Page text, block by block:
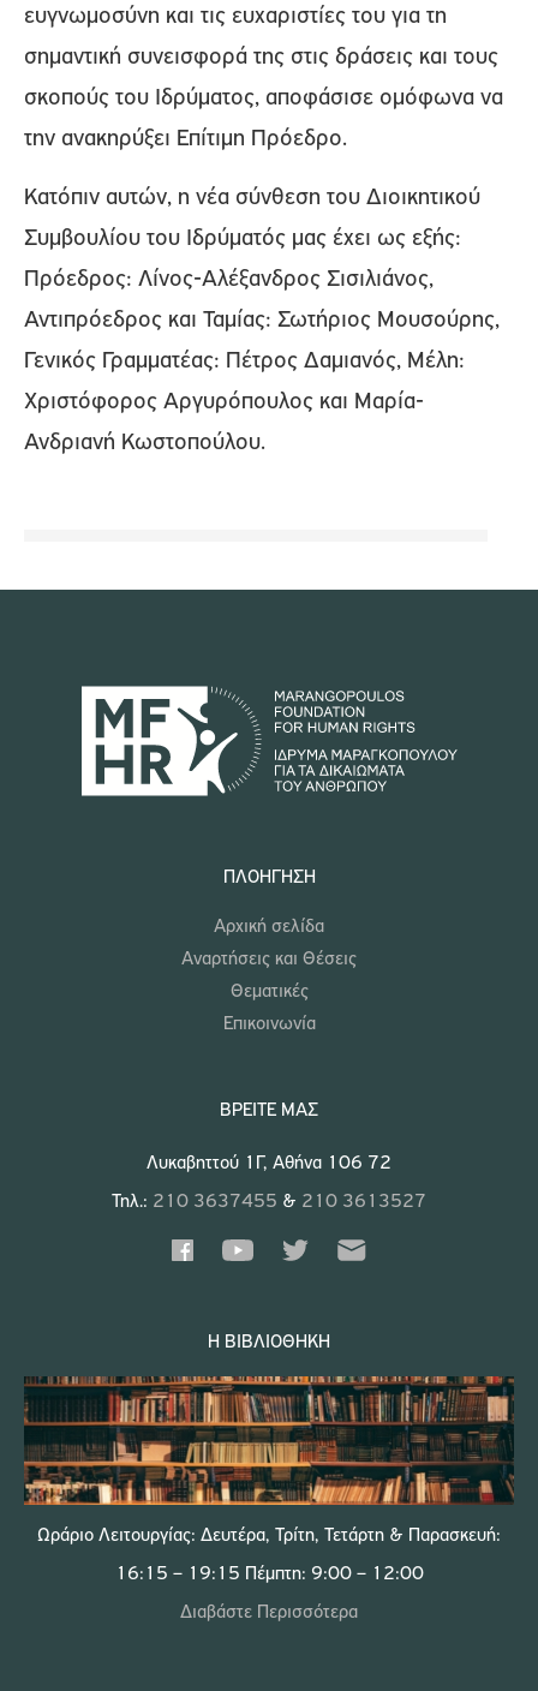
ευγνωμοσύνη και τις ευχαριστίες του για τη
σημαντική συνεισφορά της στις δράσεις και τους
σκοπούς του Ιδρύματος, αποφάσισε ομόφωνα να
την ανακηρύξει Επίτιμη Πρόεδρο.
Κατόπιν αυτών, η νέα σύνθεση του Διοικητικού
Συμβουλίου του Ιδρύματός μας έχει ως εξής:
Πρόεδρος: Λίνος-Αλέξανδρος Σισιλιάνος,
Αντιπρόεδρος και Ταμίας: Σωτήριος Μουσούρης,
Γενικός Γραμματέας: Πέτρος Δαμιανός, Μέλη:
Χριστόφορος Αργυρόπουλος και Μαρία-
Ανδριανή Κωστοπούλου.
ΠΛΟΉΓΗΣΗ
Αρχική σελίδα
Αναρτήσεις και Θέσεις
Θεματικές
Επικοινωνία
ΒΡΕΊΤΕ ΜΑΣ
Λυκαβηττού 1Γ, Αθήνα 106 72
Τηλ.: 210 3637455 & 210 3613527
Η ΒΙΒΛΙΟΘΉΚΗ
Ωράριο Λειτουργίας: Δευτέρα, Τρίτη, Τετάρτη & Παρασκευή:
16:15 – 19:15 Πέμπτη: 9:00 – 12:00
Διαβάστε Περισσότερα